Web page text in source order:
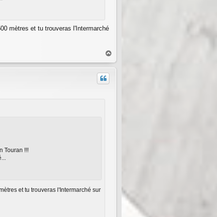
mètres et tu trouveras l'Intermarché
a
u
Touran !!!
et tu trouveras l'Intermarché sur